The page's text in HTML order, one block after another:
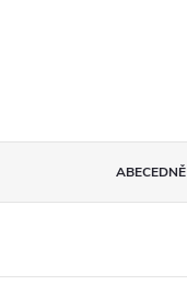
ABECEDNĚ